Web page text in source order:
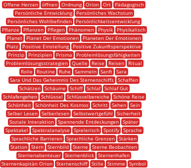
Offene Herzen öffnen Ordnung Orion Ort
Pädagogisch
Persönliche Entwicklung
Persönliches Wachstum
Persönliches Wohlbefinden
Persönlichkeitsentwicklung
Pflanze
Pflanzen Pflegen Phänomen Physik
Physikalisch
Planet
Planet Der Emotionen
Planeten Der Emotionen
Platz
Positive Einstellung
Positive Zukunftsperspektive
Prinzip
Prinzipien Prisma
Problemlösungsfähigkeiten
Problemlösungsstrategien
Quelle Reise Reisen
Ritual
Rolle
Routine Ruhe Sammeln Sanft Sara
Sara Und Das Geheimnis Des Sternenschiffs
Schaffen
Schätzen Schäume Schiff Schlaf Schlaf Gut
Schlafengehen Schlüssel Schlüsselbereiche
Schöne Reise
Schönheit
Schönheit Des Kosmos Schritt Sehen
Sein
Selber Lesen
Selberlesen Selbstwertgefühl
Sicherheit
Soziale Interaktion Spannende Entdeckungen Später
Spektakel
Spektralanalyse Spielerisch Spotify Sprache
Sprachliche Barrieren
Sprachliche Grenzen
Stärken
Station Stern Sternbild Sterne
Sterne Beobachten
Sternenabenteuer Sternenblick Sternenhafen
Sternenkapitän Orion Sternenschiff Stille Stimme
Symbol